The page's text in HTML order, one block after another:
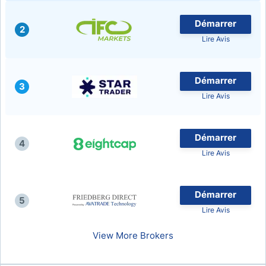
2
Démarrer
Lire Avis
3
Démarrer
Lire Avis
4
Démarrer
Lire Avis
5
Démarrer
Lire Avis
View More Brokers